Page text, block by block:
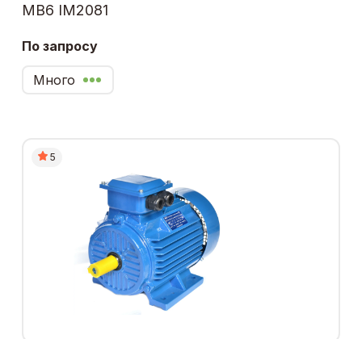
МВ6 IM2081
По запросу
Много
5